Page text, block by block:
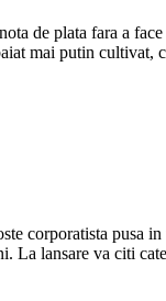
de plata fara a
mai putin cultivat,
corporatista pusa
La lansare va citi